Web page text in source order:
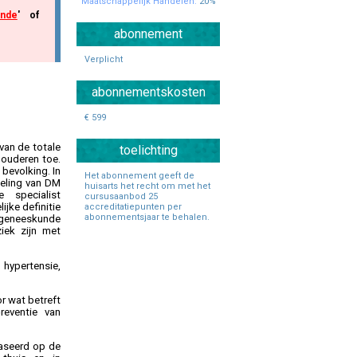
Specialisten Ouderengeneeskunde
abonnement
Verplicht
abonnementskosten
€ 599
toelichting
Het abonnement geeft de
huisarts het recht om met het
cursusaanbod 25
accreditatiepunten per
abonnementsjaar te behalen.
' of
de totale
toe.
In
van DM
specialist
definitie
zijn met
wat betreft
van
op de